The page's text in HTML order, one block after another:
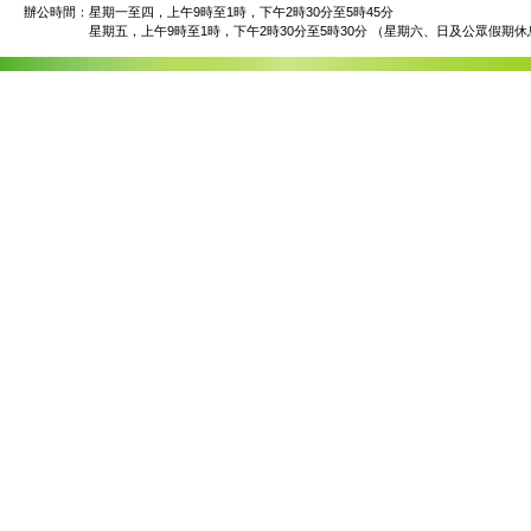
辦公時間： 星期一至四，上午9時至1時，下午2時30分至5時45分
星期五，上午9時至1時，下午2時30分至5時30分 （星期六、日及公眾假期休